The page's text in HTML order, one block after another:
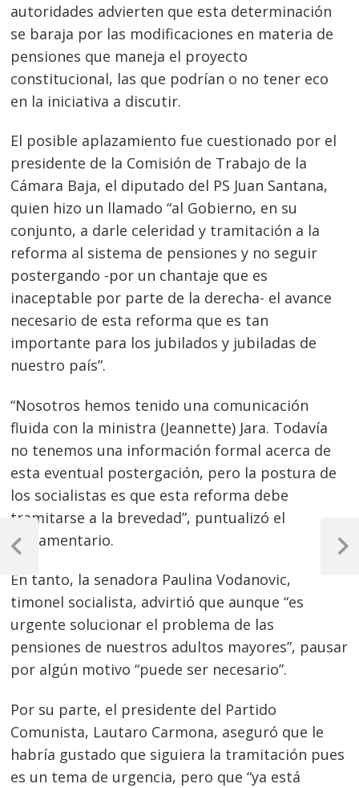
autoridades advierten que esta determinación
se baraja por las modificaciones en materia de
pensiones que maneja el proyecto
constitucional, las que podrían o no tener eco
en la iniciativa a discutir.
El posible aplazamiento fue cuestionado por el
presidente de la Comisión de Trabajo de la
Cámara Baja, el diputado del PS Juan Santana,
quien hizo un llamado “al Gobierno, en su
conjunto, a darle celeridad y tramitación a la
reforma al sistema de pensiones y no seguir
postergando -por un chantaje que es
inaceptable por parte de la derecha- el avance
necesario de esta reforma que es tan
importante para los jubilados y jubiladas de
nuestro país”.
“Nosotros hemos tenido una comunicación
fluida con la ministra (Jeannette) Jara. Todavía
no tenemos una información formal acerca de
esta eventual postergación, pero la postura de
los socialistas es que esta reforma debe
tramitarse a la brevedad”, puntualizó el
parlamentario.
En tanto, la senadora Paulina Vodanovic,
timonel socialista, advirtió que aunque “es
urgente solucionar el problema de las
pensiones de nuestros adultos mayores”, pausar
por algún motivo “puede ser necesario”.
Por su parte, el presidente del Partido
Comunista, Lautaro Carmona, aseguró que le
habría gustado que siguiera la tramitación pues
es un tema de urgencia, pero que “ya está
Navegación
de
entradas
Previous
Next